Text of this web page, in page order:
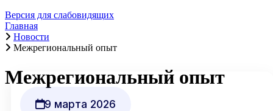
Версия для слабовидящих
Главная
Новости
Межрегиональный опыт
Межрегиональный опыт
9 марта 2026